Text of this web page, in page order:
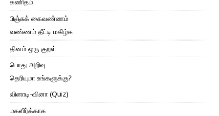
கணிதம்
பிஞ்சுக் கைவண்ணம்
வண்ணம் தீட்டி மகிழ்க
தினம் ஒரு குறள்
பொது அறிவு
தெரியுமா உங்களுக்கு?
வினாடி-வினா (Quiz)
மகளிர்க்காக